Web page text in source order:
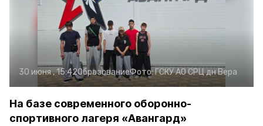
30 июня , 15:42ОбразованиеФото:ГСКУ АО СРЦ дн Вера
На базе современного оборонно-
спортивного лагеря «Авангард»